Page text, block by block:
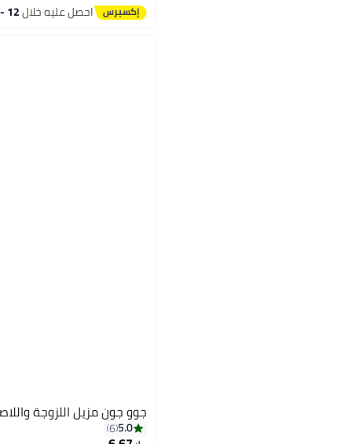
احصل عليه خلال12 - 13 اغسطس
جوو جون مزيل اللزوجة
5.0
6